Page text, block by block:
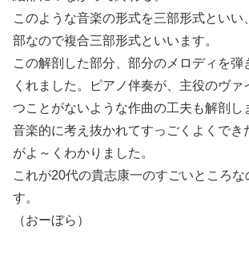
このような音楽の形式を三部形式といい
部なので複合三部形式といいます。
この解剖した部分、部分のメロディを弾
くれました。ピアノ伴奏が、主役のヴァ
つことがないような作曲の工夫も解剖し
音楽的に考え抜かれてすっごくよくでき
がよ～くわかりました。
これが20代の貴志康一のすごいところ
す。
（おーぼら）